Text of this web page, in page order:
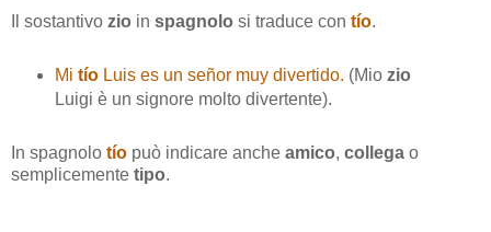
Il sostantivo zio in spagnolo si traduce con tío.
Mi tío Luis es un señor muy divertido. (Mio zio
Luigi è un signore molto divertente).
In spagnolo tío può indicare anche amico, collega o
semplicemente tipo.